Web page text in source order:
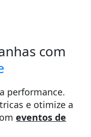
com
performance.
e otimize a
eventos de